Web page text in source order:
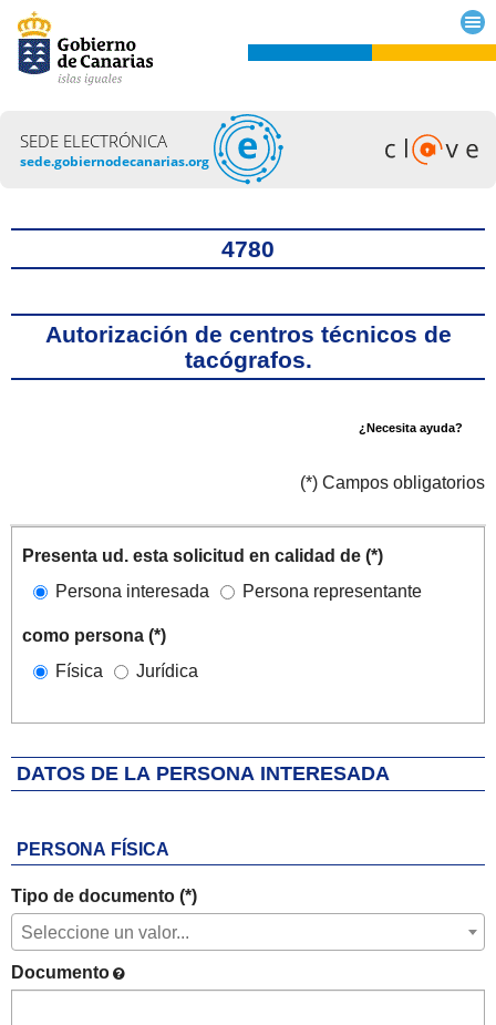
SEDE ELECTRÓNICA
sede.gobiernodecanarias.org
4780
Autorización de centros técnicos de
tacógrafos.
¿Necesita ayuda?
(*) Campos obligatorios
Presenta ud. esta solicitud en calidad de (*)
Persona interesada
Persona representante
como persona (*)
Física
Jurídica
DATOS DE LA PERSONA INTERESADA
PERSONA FÍSICA
Tipo de documento (*)
Seleccione un valor...
Documento